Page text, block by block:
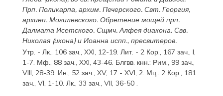
Прп. Поликарпа, архим. Печерского. Свт. Георгия,
архиеп. Могилевского. Обретение мощей прп.
ДалматаИсетского. Сщмч.Алфеядиакона. Свв.
Николая(икона) и Иоаннаиспп., пресвитеров.
Утр. - Лк., 106 зач., XXI, 12-19. Лит. - 2 Кор., 167 зач., I,
1-7. Мф., 88 зач., XXI, 43-46. Блгвв. кнн.: Рим., 99 зач.,
VIII, 28-39. Ин., 52 зач., XV, 17 - XVI, 2. Мц.: 2 Кор., 181
зач., VI, 1-10. Лк., 33 зач., VII, 36-50 .